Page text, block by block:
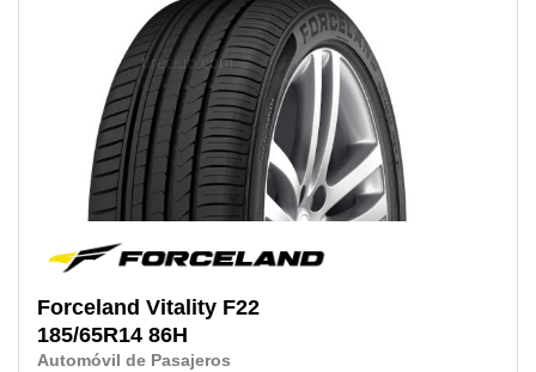
Forceland Vitality F22
185/65R14 86H
Automóvil de Pasajeros